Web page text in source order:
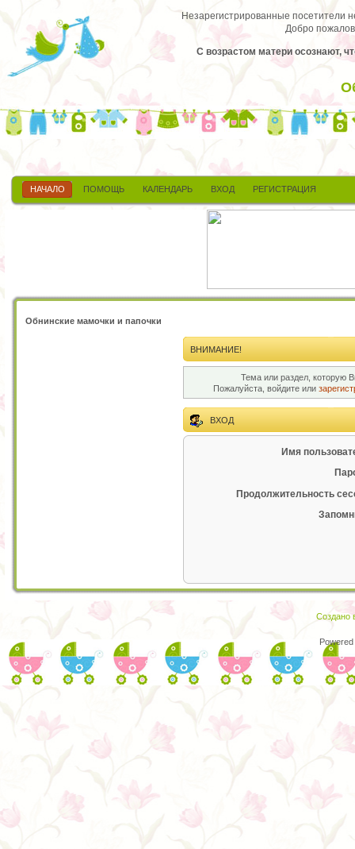
Незарегистрированные посетители
Добро
С возрастом матери осознают,
НАЧАЛО ПОМОЩЬ КАЛЕНДАРЬ ВХОД РЕГИСТРАЦИЯ
Обнинские мамочки и папочки
ВНИМАНИЕ!
Тема или раздел, которую
Пожалуйста, войдите или
ВХОД
Имя
Продолжительность
Создано